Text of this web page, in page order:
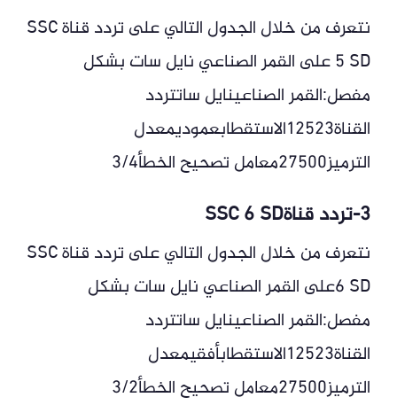
نتعرف من خلال الجدول التالي على تردد قناة SSC
5 SD على القمر الصناعي نايل سات بشكل
مفصل:القمر الصناعينايل ساتتردد
القناة12523الاستقطابعموديمعدل
الترميز27500معامل تصحيح الخطأ3/4
3-تردد قناةSSC 6 SD
نتعرف من خلال الجدول التالي على تردد قناة SSC
6 SDعلى القمر الصناعي نايل سات بشكل
مفصل:القمر الصناعينايل ساتتردد
القناة12523الاستقطابأفقيمعدل
الترميز27500معامل تصحيح الخطأ3/2